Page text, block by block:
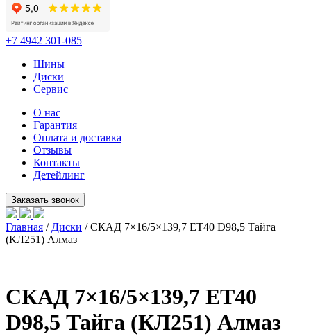
+7 4942 301-085
Шины
Диски
Сервис
О нас
Гарантия
Оплата и доставка
Отзывы
Контакты
Детейлинг
Главная / Диски / СКАД 7×16/5×139,7 ET40 D98,5 Тайга
(КЛ251) Алмаз
СКАД 7×16/5×139,7 ET40
D98,5 Тайга (КЛ251) Алмаз